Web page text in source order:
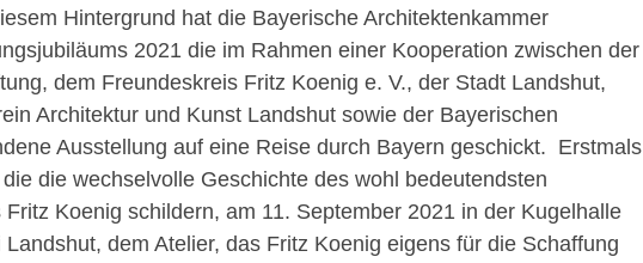
Hintergrund hat die Bayerische Architektenkammer
2021 die im Rahmen einer Kooperation zwischen der
dem Freundeskreis Fritz Koenig e. V., der Stadt Landshut,
Architektur und Kunst Landshut sowie der Bayerischen
Ausstellung auf eine Reise durch Bayern geschickt. Erstmals
die wechselvolle Geschichte des wohl bedeutendsten
Koenig schildern, am 11. September 2021 in der Kugelhalle
dem Atelier, das Fritz Koenig eigens für die Schaffung